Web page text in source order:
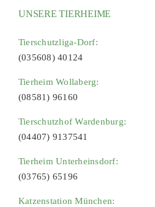
UNSERE TIERHEIME
Tierschutzliga-Dorf:
(035608) 40124
Tierheim Wollaberg:
(08581) 96160
Tierschutzhof Wardenburg:
(04407) 9137541
Tierheim Unterheinsdorf:
(03765) 65196
Katzenstation München: